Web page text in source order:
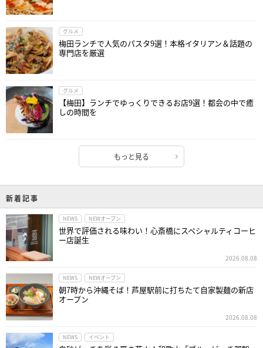
グルメ
梅田ランチで人気のパスタ9選！本格イタリアン＆話題の
専門店を厳選
グルメ
【梅田】ランチでゆっくりできるお店9選！都会の中で癒
しの時間を
もっと見る
新着記事
NEWS NEWオープン
世界で評価される味わい！心斎橋にスペシャルティコーヒ
ー店誕生
2026.08.08
NEWS NEWオープン
朝7時から沖縄そば！芦屋駅前に打ちたて自家製麺の新店
オープン
2026.08.08
NEWS イベント